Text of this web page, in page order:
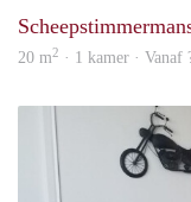
20 m2 · 1 kamer ·